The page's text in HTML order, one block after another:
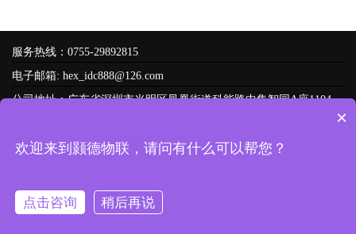
服务热线：0755-29892815
电子邮箱: hex_idc888@126.com
公司地址：广东省深圳市光明区凤凰街道科能路中集智园A座1104
Copyright © 2022 - 2026
粤公网安备 44031102000851号
×
欢迎来到颢德物联，请问有什么可以帮您？
点击咨询 稍后再说